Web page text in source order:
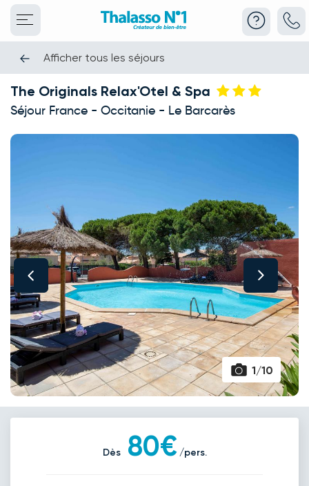
Afficher tous les séjours
This carousel shows one large product image at a time. Use
1/10
The Originals Relax'Otel & Spa
Séjour France - Occitanie - Le Barcarès
Dès80€ /pers.